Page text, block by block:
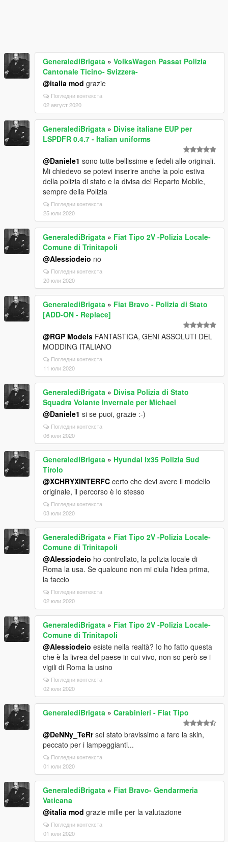
GeneralediBrigata » VolksWagen Passat Polizia
Cantonale Ticino- Svizzera-
@italia mod grazie
Погледни контекста
02 август 2020
GeneralediBrigata » Divise italiane EUP per
LSPDFR 0.4.7 - Italian uniforms
@Daniele1 sono tutte bellissime e fedeli alle originali.
Mi chiedevo se potevi inserire anche la polo estiva
della polizia di stato e la divisa del Reparto Mobile,
sempre della Polizia
Погледни контекста
25 юли 2020
GeneralediBrigata » Fiat Tipo 2V -Polizia Locale-
Comune di Trinitapoli
@Alessiodeio no
Погледни контекста
20 юли 2020
GeneralediBrigata » Fiat Bravo - Polizia di Stato
[ADD-ON - Replace]
@RGP Models FANTASTICA, GENI ASSOLUTI DEL
MODDING ITALIANO
Погледни контекста
11 юли 2020
GeneralediBrigata » Divisa Polizia di Stato
Squadra Volante Invernale per Michael
@Daniele1 si se puoi, grazie :-)
Погледни контекста
06 юли 2020
GeneralediBrigata » Hyundai ix35 Polizia Sud
Tirolo
@XCHRYXINTERFC certo che devi avere il modello
originale, il percorso è lo stesso
Погледни контекста
03 юли 2020
GeneralediBrigata » Fiat Tipo 2V -Polizia Locale-
Comune di Trinitapoli
@Alessiodeio ho controllato, la polizia locale di
Roma la usa. Se qualcuno non mi ciula l'idea prima,
la faccio
Погледни контекста
02 юли 2020
GeneralediBrigata » Fiat Tipo 2V -Polizia Locale-
Comune di Trinitapoli
@Alessiodeio esiste nella realtà? Io ho fatto questa
che è la livrea del paese in cui vivo, non so però se i
vigili di Roma la usino
Погледни контекста
02 юли 2020
GeneralediBrigata » Carabinieri - Fiat Tipo
@DeNNy_TeRrsei stato bravissimo a fare la skin,
peccato per i lampeggianti...
Погледни контекста
01 юли 2020
GeneralediBrigata » Fiat Bravo- Gendarmeria
Vaticana
@italia mod grazie mille per la valutazione
Погледни контекста
01 юли 2020